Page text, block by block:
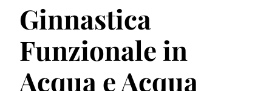
Ginnastica
Funzionale in
Acqua e Acqua